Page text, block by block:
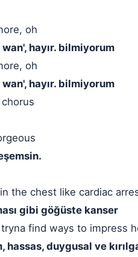
oh
hayır. bilmiyorum
oh
hayır. bilmiyorum
the chest like cardiac
gibi göğüste kanser
find ways to impress
duygusal ve